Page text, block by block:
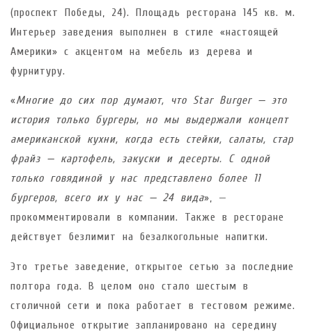
(проспект Победы, 24). Площадь ресторана 145 кв. м.
Интерьер заведения выполнен в стиле «настоящей
Америки» с акцентом на мебель из дерева и
фурнитуру.
«Многие до сих пор думают, что Star Burger — это
история только бургеры, но мы выдержали концепт
американской кухни, когда есть стейки, салаты, стар
фрайз — картофель, закуски и десерты. С одной
только говядиной у нас представлено более 11
бургеров, всего их у нас — 24 вида», —
прокомментировали в компании. Также в ресторане
действует безлимит на безалкогольные напитки.
Это третье заведение, открытое сетью за последние
полтора года. В целом оно стало шестым в
столичной сети и пока работает в тестовом режиме.
Официальное открытие запланировано на середину